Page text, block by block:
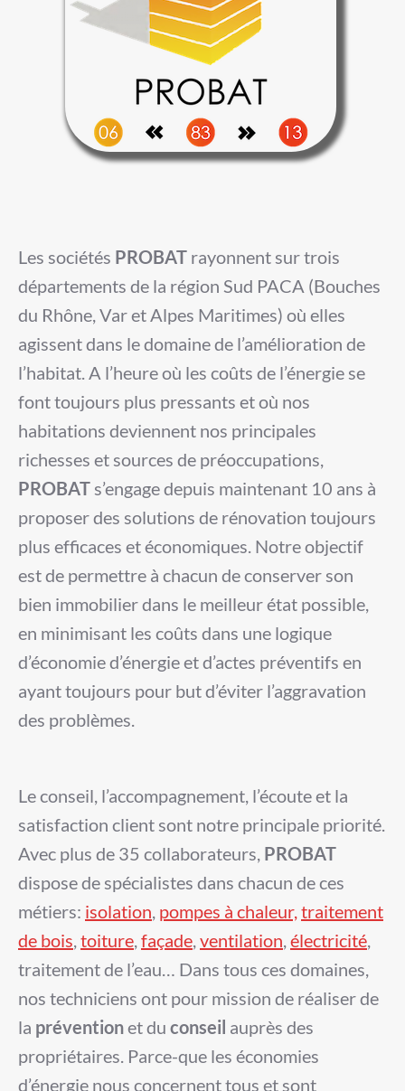
Les sociétés PROBAT rayonnent sur trois
départements de la région Sud PACA (Bouches
du Rhône, Var et Alpes Maritimes) où elles
agissent dans le domaine de l’amélioration de
l’habitat. A l’heure où les coûts de l’énergie se
font toujours plus pressants et où nos
habitations deviennent nos principales
richesses et sources de préoccupations,
PROBAT s’engage depuis maintenant 10 ans à
proposer des solutions de rénovation toujours
plus efficaces et économiques. Notre objectif
est de permettre à chacun de conserver son
bien immobilierdans le meilleur état possible,
en minimisant les coûts dans une logique
d’économie d’énergie et d’actes préventifs en
ayant toujours pour but d’éviter l’aggravation
des problèmes.
Le conseil, l’accompagnement, l’écoute et la
satisfaction client sont notre principale priorité.
Avec plus de 35 collaborateurs, PROBAT
dispose de spécialistes dans chacun de ces
métiers: isolation, pompes à chaleur,traitement
de bois, toiture, façade, ventilation, électricité,
traitement de l’eau… Dans tous ces domaines,
nos techniciens ont pour mission de réaliser de
la préventionet du conseil auprès des
propriétaires. Parce-que les économies
d’énergie nous concernent tous et sont